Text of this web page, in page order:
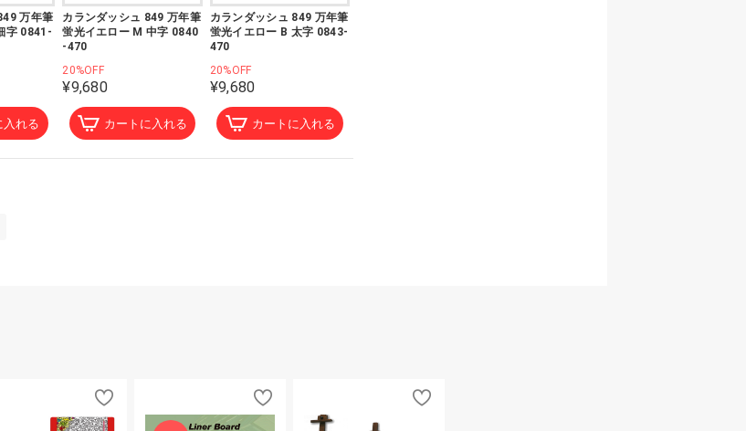
万年筆
字 0841-
入れる
カランダッシュ 849 万年筆
蛍光イエロー M 中字 0840
-470
20%OFF
¥9,680
カートに入れる
カランダッシュ 849 万年筆
蛍光イエロー B 太字 0843-
470
20%OFF
¥9,680
カートに入れる